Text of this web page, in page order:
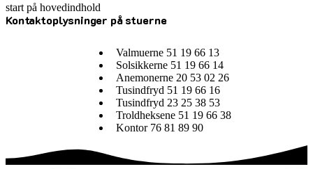
start på hovedindhold
Kontaktoplysninger på stuerne
senest opdateret 19. november 2025
Valmuerne 51 19 66 13
Solsikkerne 51 19 66 14
Anemonerne 20 53 02 26
Tusindfryd 51 19 66 16
Tusindfryd 23 25 38 53
Troldheksene 51 19 66 38
Kontor 76 81 89 90